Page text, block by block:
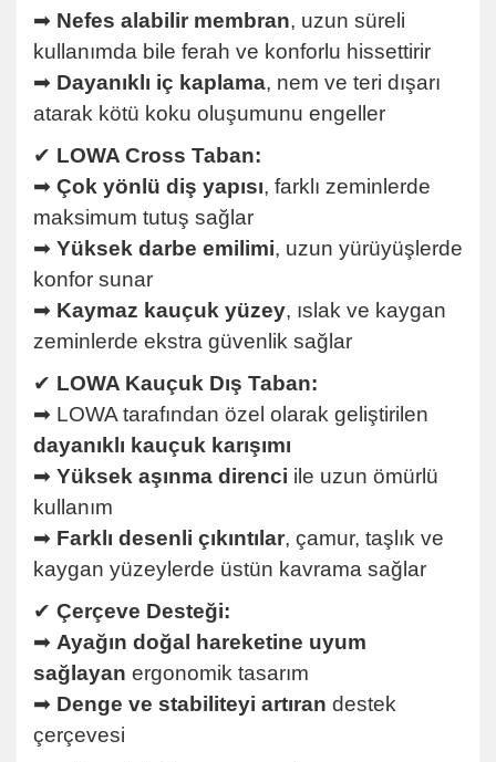
➡ Nefes alabilir membran, uzun süreli
kullanımda bile ferah ve konforlu hissettirir
➡ Dayanıklı iç kaplama, nem ve teri dışarı
atarak kötü koku oluşumunu engeller
✔ LOWA Cross Taban:
➡ Çok yönlü diş yapısı, farklı zeminlerde
maksimum tutuş sağlar
➡ Yüksek darbe emilimi, uzun yürüyüşlerde
konfor sunar
➡ Kaymaz kauçuk yüzey, ıslak ve kaygan
zeminlerde ekstra güvenlik sağlar
✔ LOWA Kauçuk Dış Taban:
➡ LOWA tarafından özel olarak geliştirilen
dayanıklı kauçuk karışımı
➡ Yüksek aşınma direnci ile uzun ömürlü
kullanım
➡ Farklı desenli çıkıntılar, çamur, taşlık ve
kaygan yüzeylerde üstün kavrama sağlar
✔ Çerçeve Desteği:
➡ Ayağın doğal hareketine uyum
sağlayan ergonomik tasarım
➡ Denge ve stabiliteyi artıran destek
çerçevesi